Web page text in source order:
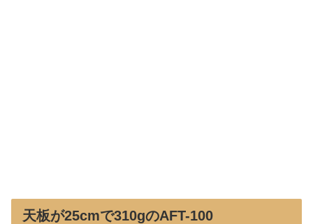
天板が25cmで310gのAFT-100